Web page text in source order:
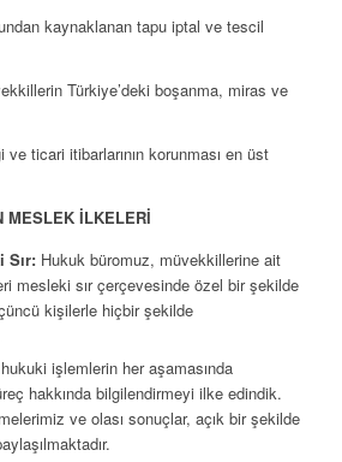
kaynaklanan tapu iptal ve tescil
Türkiye’deki boşanma, miras ve
ticari itibarlarının korunması en üst
MESLEK İLKELERİ
Sır:Hukuk büromuz, müvekkillerine ait
mesleki sır çerçevesinde özel bir şekilde
kişilerle hiçbir şekilde
işlemlerin her aşamasında
hakkında bilgilendirmeyi ilke edindik.
ve olası sonuçlar, açık bir şekilde